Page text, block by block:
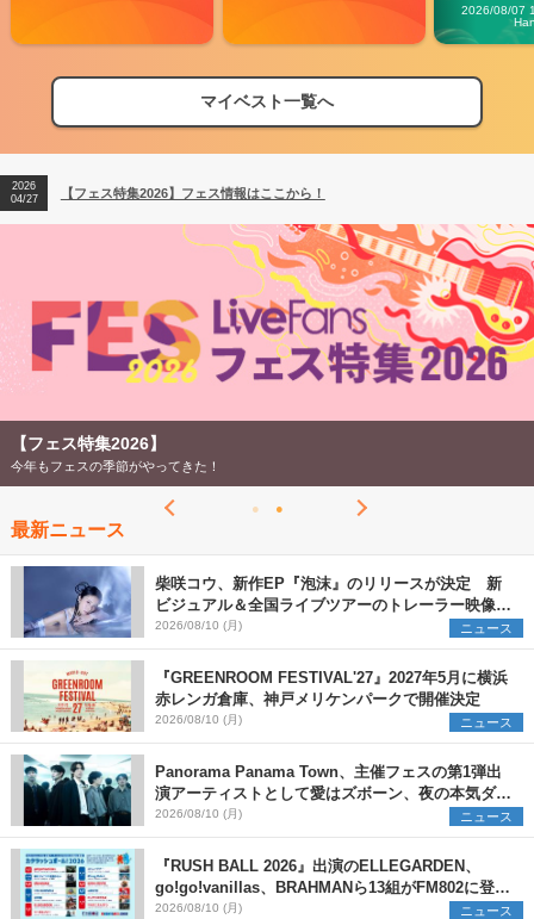
2026/08/07
マイベスト一覧へ
【フェス特集2026】フェス情報はここから！
【ライブ動員ランキング】2026年上半期編発表！
2026
04/27
【フェス特集2026】フェス情報はここから！
2026
【ライブ動員ランキング】2026年上半期編発表！
【フェス特集2026】
今年もフェスの季節がやってきた！
最新ニュース
柴咲コウ、新作EP『泡沫』のリリースが決定 新
ビジュアル＆全国ライブツアーのトレーラー映像が
一部解禁【コメントあり】
2026/08/10 (月) ニュース
『GREENROOM FESTIVAL'27』2027年5月に横浜
赤レンガ倉庫、神戸メリケンパークで開催決定
2026/08/10 (月) ニュース
Panorama Panama Town、主催フェスの第1弾出
演アーティストとして愛はズボーン、夜の本気ダン
スらを発表 「plus∈you」のMVも公開に
2026/08/10 (月) ニュース
『RUSH BALL 2026』出演のELLEGARDEN、
go!go!vanillas、BRAHMANら13組がFM802に登
場、他出演アーティストの“渾身の1曲”をセレクト
2026/08/10 (月) ニュース